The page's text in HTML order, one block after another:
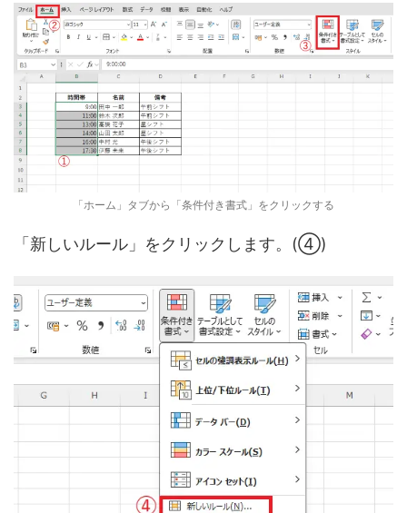
「ホーム」タブから「条件付き書式」をクリックする
「新しいルール」をクリックします。(④)